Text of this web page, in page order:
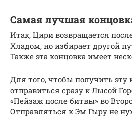
Самая лучшая
Итак, Цири возвращается
Хладом, но избирает другой
Также эта концовка имеет
Для того, чтобы получить
отправиться сразу к Лысой
«Пейзаж после битвы» во
Отправляться к Эм Гыру не